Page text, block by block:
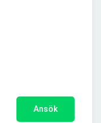
Ansök